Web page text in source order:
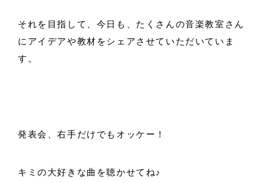
それを目指して、今日も、たくさんの音楽教室さん
にアイデアや教材をシェアさせていただいていま
す。
発表会、右手だけでもオッケー！
キミの大好きな曲を聴かせてね♪